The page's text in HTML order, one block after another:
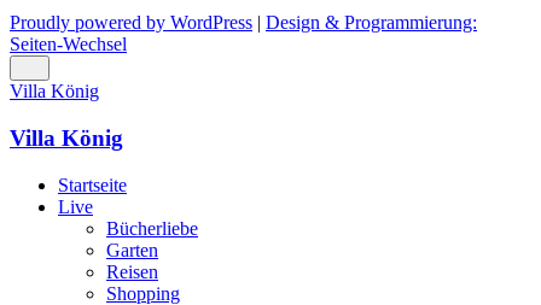
Proudly powered by WordPress
Design & Programmierung:
Seiten-Wechsel
Villa König
Villa König
Startseite
Live
Bücherliebe
Garten
Reisen
Shopping